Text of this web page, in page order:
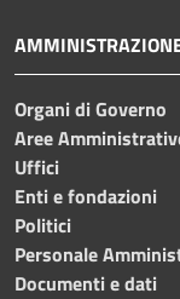
Organi di Governo
Aree
Uffici
Enti e fondazioni
Politici
Personale
Documenti e dati